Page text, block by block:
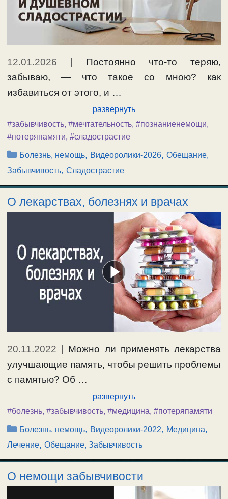
12.01.2026
Постоянно что-то теряю,
забываю, — что такое со мною? как
избавиться от этого, и …
развернуть
#забывчивость, #мечтательность, #познаниенемощи,
#потеряпамяти, #сладострастие
Рубрики
Болезнь, немощь, Видеоролики-2026,Обещание,
Забывчивость, Сладострастие
О лекарствах, болезнях и врачах
20.11.2022
Можно ли применять лекарства
улучшающие память, чтобы решить проблемы
с памятью? Об …
развернуть
#болезнь, #забывчивость, #медицина, #потеряпамяти
Рубрики
Болезнь, немощь, Видеоролики-2022, Медицина,
Лечение, Обещание, Забывчивость
О немощи забывчивости